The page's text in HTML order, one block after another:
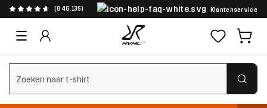
(846.135) Klantenservice
Zoeken wissen